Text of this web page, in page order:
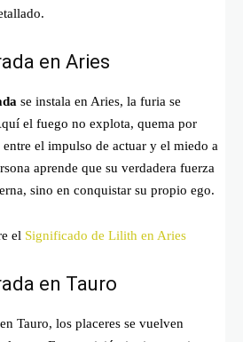
en Aries
se instala en Aries, la furia se
el fuego no explota, quema por
el impulso de actuar y el miedo a
aprende que su verdadera fuerza
sino en conquistar su propio ego.
el Significado de Lilith en Aries
en Tauro
en Tauro, los placeres se vuelven